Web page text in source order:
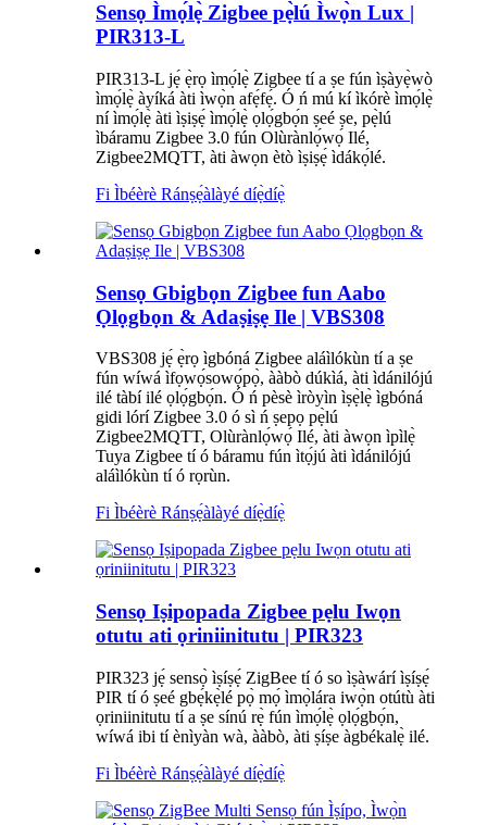
Sensọ Ìmọ́lẹ̀ Zigbee pẹ̀lú Ìwọ̀n Lux |
PIR313-L
PIR313-L jẹ́ ẹ̀rọ ìmọ́lẹ̀ Zigbee tí a ṣe fún ìṣàyẹ̀wò
ìmọ́lẹ̀ àyíká àti ìwọ̀n afẹ́fẹ́. Ó ń mú kí ìkórè ìmọ́lẹ̀
ní ìmọ́lẹ̀ àti ìṣiṣẹ́ ìmọ́lẹ̀ ọlọ́gbọ́n ṣeé ṣe, pẹ̀lú
ìbáramu Zigbee 3.0 fún Olùrànlọ́wọ́ Ilé,
Zigbee2MQTT, àti àwọn ètò ìṣiṣẹ́ ìdákọ́lé.
Fi Ìbéèrè Ránṣẹ́àlàyé díẹ̀díẹ̀
Sensọ Gbigbọn Zigbee fun Aabo
Ọlọgbọn & Adaṣiṣẹ Ile | VBS308
VBS308 jẹ́ ẹ̀rọ ìgbóná Zigbee aláìlókùn tí a ṣe
fún wíwá ìfọwọ́sowọ́pọ̀, ààbò dúkìá, àti ìdánilójú
ilé tàbí ilé ọlọ́gbọ́n. Ó ń pèsè ìròyìn ìṣẹ̀lẹ̀ ìgbóná
gidi lórí Zigbee 3.0 ó sì ń ṣepọ pẹ̀lú
Zigbee2MQTT, Olùrànlọ́wọ́ Ilé, àti àwọn ìpìlẹ̀
Tuya Zigbee tí ó báramu fún ìtọ́jú àti ìdánilójú
aláìlókùn tí ó rọrùn.
Fi Ìbéèrè Ránṣẹ́àlàyé díẹ̀díẹ̀
Sensọ Iṣipopada Zigbee pẹlu Iwọn
otutu ati ọriniinitutu | PIR323
PIR323 jẹ́ sensọ̀ ìṣíṣẹ́ ZigBee tí ó so ìṣàwárí ìṣíṣẹ́
PIR tí ó ṣeé gbẹ́kẹ̀lé pọ̀ mọ́ ìmọ̀lára iwọ̀n otútù àti
ọriniinitutu tí a ṣe sínú rẹ̀ fún ìmọ́lẹ̀ ọlọ́gbọ́n,
wíwá ibi tí ènìyàn wà, ààbò, àti ṣíṣe àgbékalẹ̀ ilé.
Fi Ìbéèrè Ránṣẹ́àlàyé díẹ̀díẹ̀